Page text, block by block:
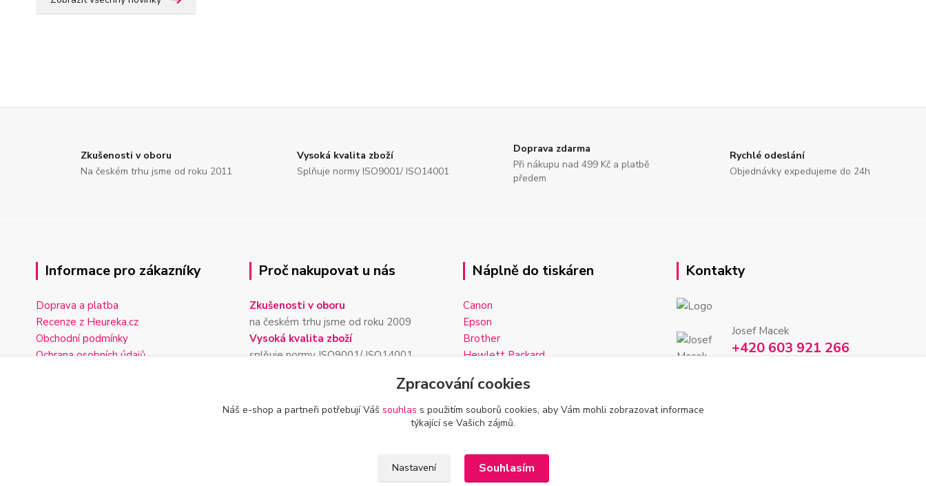
Zkušenosti v oboru
Na českém trhu jsme od roku 2011
Vysoká kvalita zboží
Splňuje normy ISO9001/ ISO14001
Doprava zdarma
Při nákupu nad 499 Kč a platbě
předem
Rychlé odeslání
Objednávky expedujeme do 24h
Informace pro zákazníky
Doprava a platba
Recenze z Heureka.cz
Obchodní podmínky
Ochrana osobních údajů
Proč nakupovat u nás
Zkušenosti v oboru
na českém trhu jsme od roku 2009
Vysoká kvalita zboží
splňuje normy ISO9001/ ISO14001
nákup nad 499 Kč a platba předem
Rychlé odeslání
Náplně do tiskáren
Canon
Epson
Brother
Hewlett Packard
Kodak
Samsung
Kontakty
Josef Macek
+420 603 921 266
Zpracování cookies
Náš e-shop a partneři potřebují Váš souhlas s použitím souborů cookies, aby Vám mohli zobrazovat informace
týkající se Vašich zájmů.
Nastavení Souhlasím